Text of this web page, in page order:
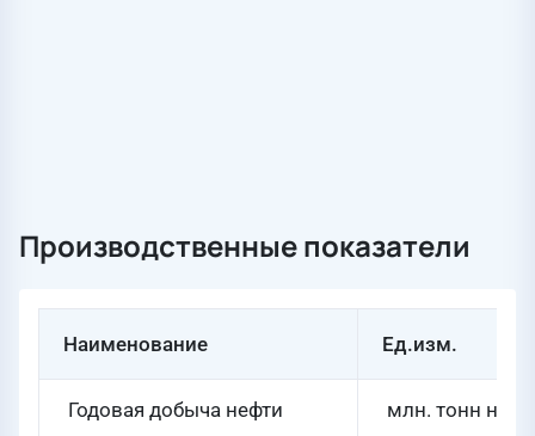
Производственные показатели
Наименование Ед.изм.
Годовая добыча нефти млн. тонн н.э.